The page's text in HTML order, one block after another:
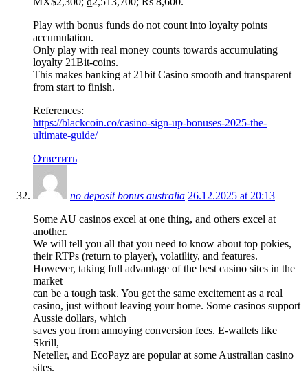
Play with bonus funds do not count into loyalty points
accumulation.
Only play with real money counts towards accumulating
loyalty 21Bit-coins.
This makes banking at 21bit Casino smooth and transparent
from start to finish.
References:
https://blackcoin.co/casino-sign-up-bonuses-2025-the-
ultimate-guide/
Ответить
no deposit bonus australia 26.12.2025 at 20:13
Some AU casinos excel at one thing, and others excel at
another.
We will tell you all that you need to know about top pokies,
their RTPs (return to player), volatility, and features.
However, taking full advantage of the best casino sites in the
market
can be a tough task. You get the same excitement as a real
casino, just without leaving your home. Some casinos support
Aussie dollars, which
saves you from annoying conversion fees. E-wallets like
Skrill,
Neteller, and EcoPayz are popular at some Australian casino
sites.